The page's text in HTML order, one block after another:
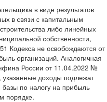
в виде результатов
в связи с капитальным
либо линейных
собственности,
Кодекса не освобождаются от
организаций. Аналогичная
России от 11.04.2022 №
доходы подлежат
по налогу на прибыль
порядке.